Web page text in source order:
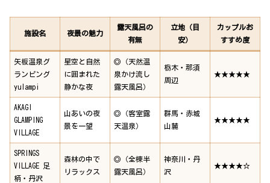
施設名 夜景の魅力
露天風呂の
有無
立地（目
安）
カップルお
すすめ度
矢板温泉グ
ランピング
yulampi
星空と自然
に囲まれた
静かな夜
◎（天然温
泉かけ流し
露天風呂）
栃木・那須
周辺
★★★★★
AKAGI
GLAMPING
VILLAGE
山あいの夜
景を一望
◎（客室露
天温泉）
群馬・赤城
山麓
★★★★★
SPRINGS
VILLAGE 足
柄・丹沢
森林の中で
リラックス
◎（全棟半
露天風呂）
神奈川・丹
沢
★★★★☆